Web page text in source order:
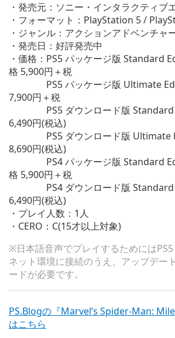
・発売元：ソニー・インタラクティブ
・フォーマット：PlayStation 5 /
・ジャンル：アクションアドベンチャ
・発売日：好評発売中
・価格：PS5 パッケージ版 Standard
格 5,900円＋税
PS5 パッケージ版 Ultimate
7,900円＋税
PS5 ダウンロード版 Standard
6,490円(税込)
PS5 ダウンロード版 Ultimate
8,690円(税込)
PS4 パッケージ版 Standard
格 5,900円＋税
PS4 ダウンロード版 Standard
6,490円(税込)
・プレイ人数：1人
・CERO：C(15才以上対象)
※日本語音声でプレイするためには
ネット環境に接続のうえ、アップデー
ードが必要です。
PS.Blogの『Marvel’s Spider-Man:
はこちら